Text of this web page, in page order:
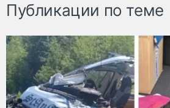
Публикации по теме